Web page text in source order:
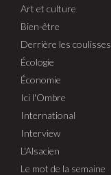
Art et culture
Bien-être
Derrière les coulisses
Écologie
Économie
Ici l'Ombre
International
Interview
L'Alsacien
Le mot de la semaine